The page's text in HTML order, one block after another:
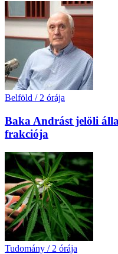
Belföld / 2 órája
Baka Andrást jelöli
frakciója
Tudomány / 2 órája